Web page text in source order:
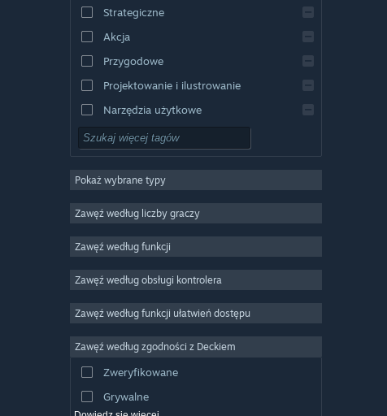
Strategiczne
Akcja
Przygodowe
Projektowanie i ilustrowanie
Narzędzia użytkowe
Free to Play
MMO
Niezależne
Rekreacyjne
Symulatory
Obróbka filmów
Obróbka zdjęć
Pokaż wybrane typy
Zawęź według liczby graczy
Zawęź według funkcji
Zawęź według obsługi kontrolera
Zawęź według funkcji ułatwień dostępu
Zawęź według zgodności z Deckiem
Zweryfikowane
Grywalne